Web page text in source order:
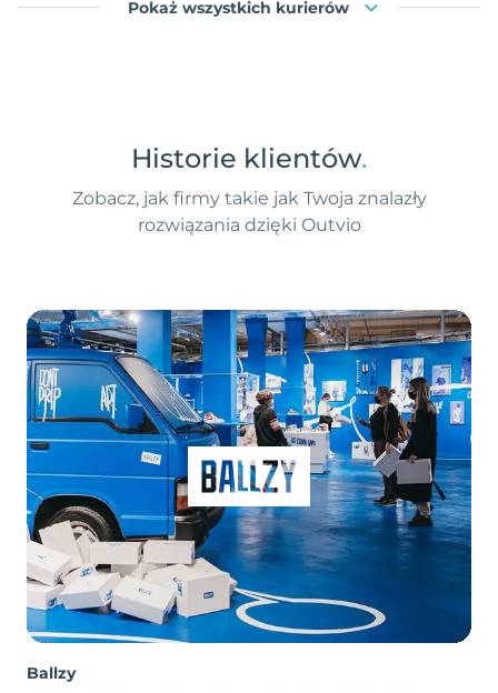
Pokaż wszystkich kurierów
Historie klientów.
Zobacz, jak firmy takie jak Twoja znalazły
rozwiązania dzięki Outvio
Ballzy